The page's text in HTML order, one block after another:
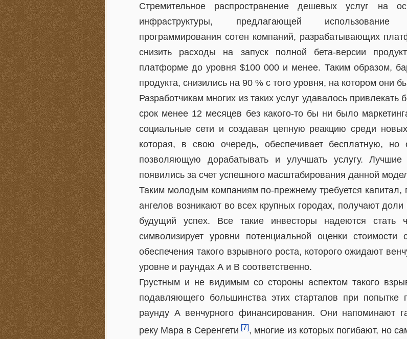
Стремительное распространение дешевых услуг на
инфраструктуры, предлагающей использование
программирования сотен компаний, разрабатывающих
снизить расходы на запуск полной бета-версии
платформе до уровня $100 000 и менее. Таким образом,
продукта, снизились на 90 % с того уровня, на котором они
Разработчикам многих из таких услуг удавалось
срок менее 12 месяцев без какого-то бы ни было
социальные сети и создавая цепную реакцию среди
которая, в свою очередь, обеспечивает бесплатную, но
позволяющую дорабатывать и улучшать услугу.
появились за счет успешного масштабирования данной
Таким молодым компаниям по-прежнему требуется капитал,
ангелов возникают во всех крупных городах, получают
будущий успех. Все такие инвесторы надеются стать
символизирует уровни потенциальной оценки
обеспечения такого взрывного роста, которого ожидают
уровне и раундах А и B соответственно.
Грустным и не видимым со стороны аспектом такого
подавляющего большинства этих стартапов при попытке
раунду А венчурного финансирования. Они напоминают
реку Мара в Серенгети [7], многие из которых погибают, но